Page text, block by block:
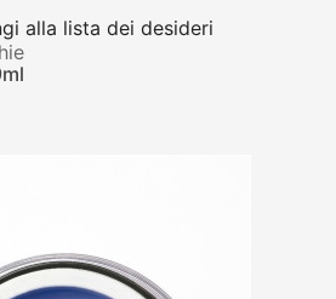
alla lista dei desideri